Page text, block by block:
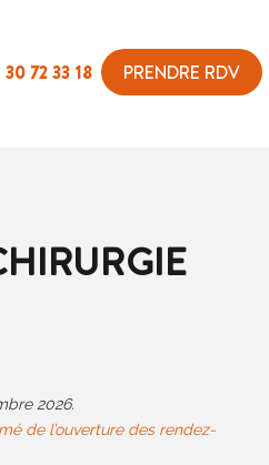
30 72 33 18 PRENDRE RDV
2026.
de l’ouverture des rendez-